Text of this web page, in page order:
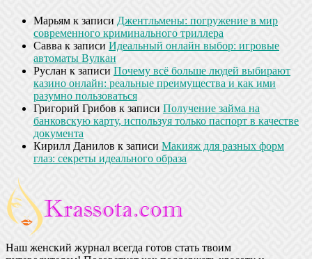
Марьям к записи Джентльмены: погружение в мир
современного криминального триллера
Савва к записи Идеальный онлайн выбор: игровые
автоматы Вулкан
Руслан к записи Почему всё больше людей выбирают
казино онлайн: реальные преимущества и как ими
разумно пользоваться
Григорий Грибов к записи Получение займа на
банковскую карту, используя только паспорт в качестве
документа
Кирилл Данилов к записи Макияж для разных форм
глаз: секреты идеального образа
Наш женский журнал всегда готов стать твоим